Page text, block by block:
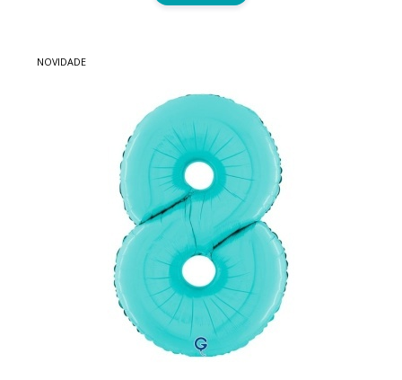
NOVIDADE